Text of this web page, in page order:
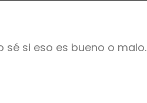
si eso es bueno o malo.